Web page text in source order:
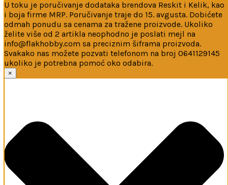
U toku je poručivanje dodataka brendova Reskit i Kelik, kao
i boja firme MRP. Poručivanje traje do 15. avgusta. Dobićete
odmah ponudu sa cenama za tražene proizvode. Ukoliko
želite više od 2 artikla neophodno je poslati mejl na
info@flakhobby.com sa preciznim šiframa proizvoda.
Svakako nas možete pozvati telefonom na broj 0641129145
ukoliko je potrebna pomoć oko odabira.
×
Ova web-stranica koristi kolačiće